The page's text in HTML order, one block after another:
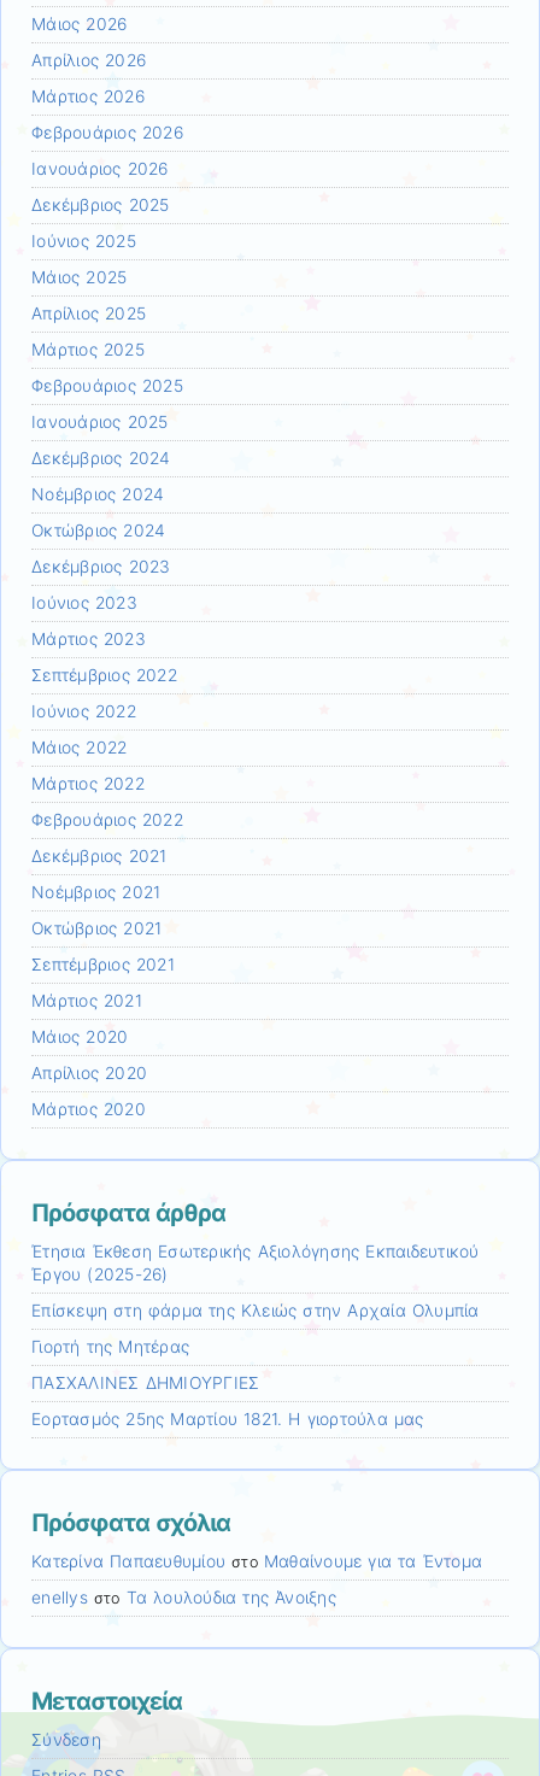
Μάιος 2026
Απρίλιος 2026
Μάρτιος 2026
Φεβρουάριος 2026
Ιανουάριος 2026
Δεκέμβριος 2025
Ιούνιος 2025
Μάιος 2025
Απρίλιος 2025
Μάρτιος 2025
Φεβρουάριος 2025
Ιανουάριος 2025
Δεκέμβριος 2024
Νοέμβριος 2024
Οκτώβριος 2024
Δεκέμβριος 2023
Ιούνιος 2023
Μάρτιος 2023
Σεπτέμβριος 2022
Ιούνιος 2022
Μάιος 2022
Μάρτιος 2022
Φεβρουάριος 2022
Δεκέμβριος 2021
Νοέμβριος 2021
Οκτώβριος 2021
Σεπτέμβριος 2021
Μάρτιος 2021
Μάιος 2020
Απρίλιος 2020
Μάρτιος 2020
Πρόσφατα άρθρα
Έτησια Έκθεση Εσωτερικής Αξιολόγησης Εκπαιδευτικού
Έργου (2025-26)
Επίσκεψη στη φάρμα της Κλειώς στην Αρχαία Ολυμπία
Γιορτή της Μητέρας
ΠΑΣΧΑΛΙΝΕΣ ΔΗΜΙΟΥΡΓΙΕΣ
Εορτασμός 25ης Μαρτίου 1821. Η γιορτούλα μας
Πρόσφατα σχόλια
Κατερίνα Παπαευθυμίου στο Μαθαίνουμε για τα Έντομα
enellysστο Τα λουλούδια της Άνοιξης
Μεταστοιχεία
Σύνδεση